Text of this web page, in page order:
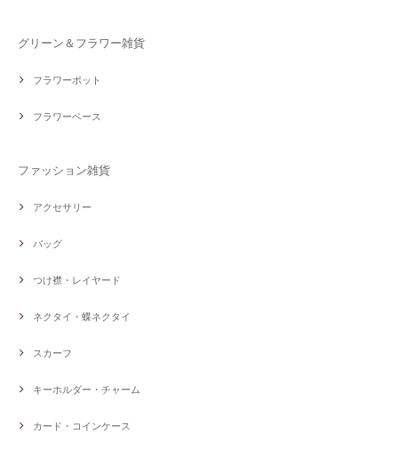
グリーン＆フラワー雑貨
フラワーポット
フラワーベース
ファッション雑貨
アクセサリー
バッグ
つけ襟・レイヤード
ネクタイ・蝶ネクタイ
スカーフ
キーホルダー・チャーム
カード・コインケース